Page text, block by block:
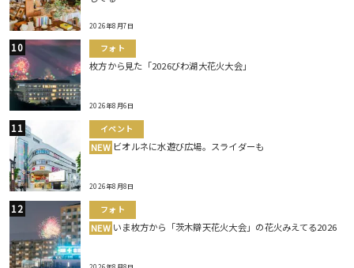
2026年8月7日
フォト
枚方から見た「2026びわ湖大花火大会」
2026年8月6日
イベント
NEW ビオルネに水遊び広場。スライダーも
2026年8月8日
フォト
NEW いま枚方から「茨木辯天花火大会」の花火みえてる2026